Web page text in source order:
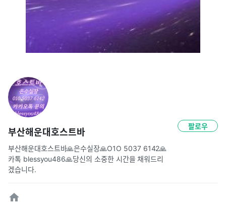
부산해운대호스트바
부산해운대호스트바🙏은수실장🙏O1O 5037 6142🙏
카톡 blessyou486🙏당신의 소중한 시간을 채워드리
겠습니다.
팔로우